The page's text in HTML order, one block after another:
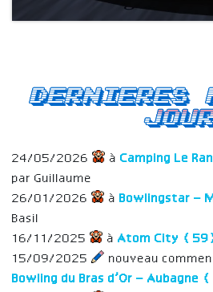
Dernieres
24/05/2026 à Camping Le
par Guillaume
26/01/2026
à Bowlingstar –
Basil
16/11/2025
à Atom City
15/09/2025
nouveau
Bowling du Bras d’Or – Aubagne